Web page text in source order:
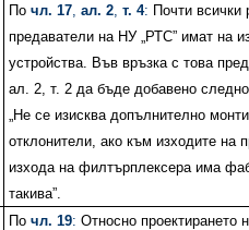
Почл. 17 ,ал. 2 ,т. 4: Почти всички
предаватели на НУ „РТС” имат на
устройства. Във връзка с това
ал. 2, т. 2 да бъде добавено
„Не се изисква допълнително
отклонители, ако към изходите на
изхода на филтърплексера има
такива”.
Почл. 19: Относно проектирането